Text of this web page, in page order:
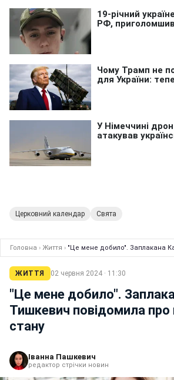
Церковний календар Свята
Головна › Життя › "Це мене добило". Заплакана
ЖИТТЯ 02 червня 2024 · 11:30
"Це мене добило".
Тишкевич повідомила про
стану
Іванна Пашкевич
редактор стрічки новин